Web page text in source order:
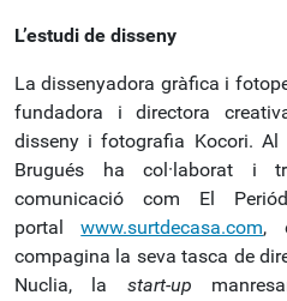
L’estudi de disseny
La dissenyadora gràfica i
fundadora i directora
disseny i fotografia Kocori.
Brugués ha col·laborat i
comunicació com El
portalwww.surtdecasa.com,
compagina la seva tasca de
Nuclia, la start-up